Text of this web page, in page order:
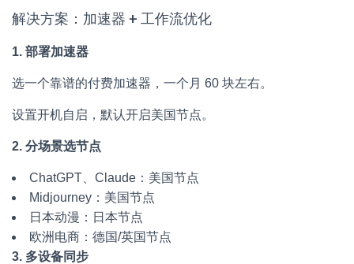
解决方案：加速器 + 工作流优化
1. 部署加速器
选一个靠谱的付费加速器，一个月 60 块左右。
设置开机自启，默认开启美国节点。
2. 分场景选节点
ChatGPT、Claude：美国节点
Midjourney：美国节点
日本动漫：日本节点
欧洲电商：德国/英国节点
3. 多设备同步